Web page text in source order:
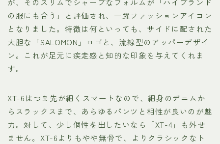
の服にも合う」と評価され、一躍ファッションアイコン
となりました。特徴は何といっても、サイドに配された
大胆な「SALOMON」ロゴと、流線型のアッパーデザイ
ン。これが足元に疾走感と知的な印象を与えてくれま
す。
XT-6はつま先が細くスマートなので、細身のデニムか
らスラックスまで、あらゆるパンツと相性が良いのが魅
力。対して、少し個性を出したいなら「XT-4」も外せ
ません。XT-6よりもやや無骨で、よりクラシックなト